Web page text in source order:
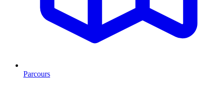
Parcours